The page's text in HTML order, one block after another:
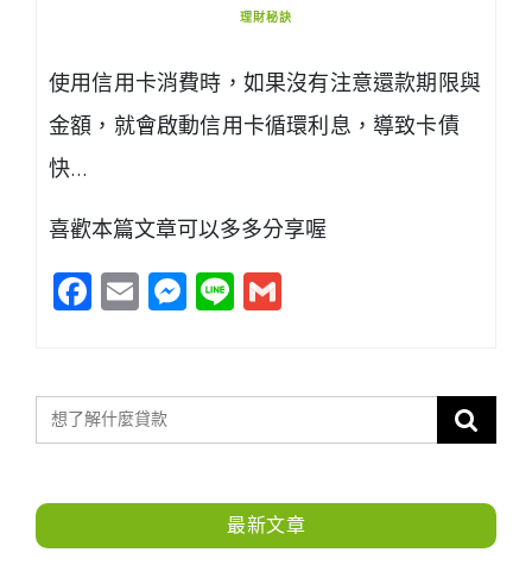
理財秘訣
使用信用卡消費時，如果沒有注意還款期限與
金額，就會啟動信用卡循環利息，導致卡債
快…
喜歡本篇文章可以多多分享喔
Facebook
EmailMessenger
Line
最新文章